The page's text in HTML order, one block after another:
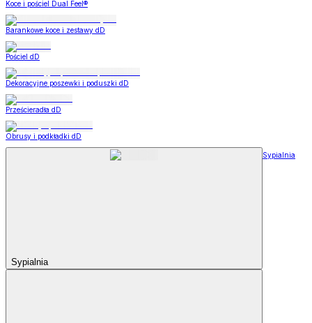
Koce i pościel Dual Feel®
Barankowe koce i zestawy dD
Pościel dD
Dekoracyjne poszewki i poduszki dD
Prześcieradła dD
Obrusy i podkładki dD
Sypialnia
Sypialnia